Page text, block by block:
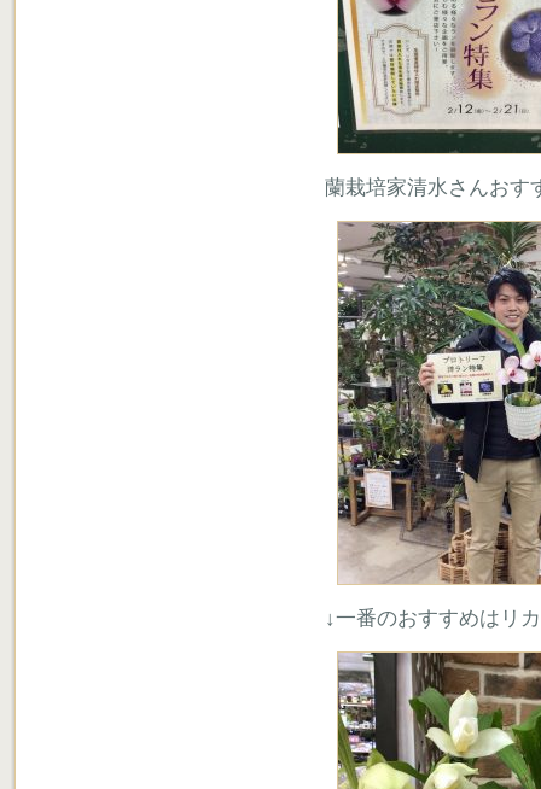
蘭栽培家清水さんおす
↓一番のおすすめはリ